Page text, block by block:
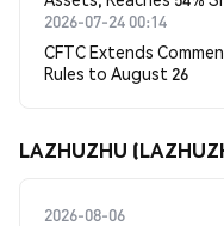
2026-07-24 00:14
CFTC Extends
Rules to August 26
LAZHUZHU
2026-08-06